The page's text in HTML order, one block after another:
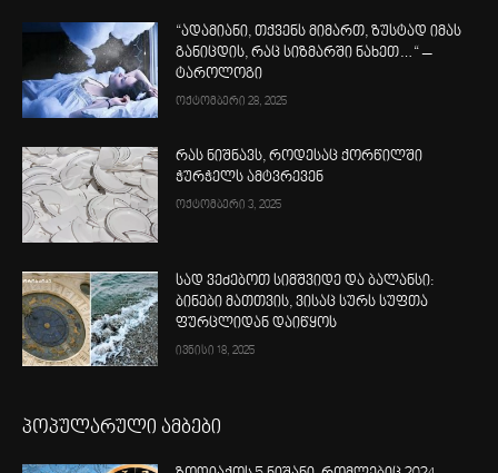
“ადამიანი, თქვენს მიმართ, ზუსტად იმას
განიცდის, რაც სიზმარში ნახეთ…“ –
ტაროლოგი
ოქტომბერი 28, 2025
რას ნიშნავს, როდესაც ქორწილში
ჭურჭელს ამტვრევენ
ოქტომბერი 3, 2025
სად ვეძებოთ სიმშვიდე და ბალანსი:
ბინები მათთვის, ვისაც სურს სუფთა
ფურცლიდან დაიწყოს
ივნისი 18, 2025
პოპულარული ამბები